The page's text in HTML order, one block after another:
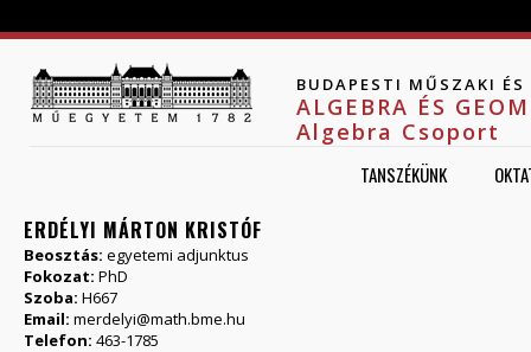
BUDAPESTI MŰSZAKI
ALGEBRA ÉS
Algebra Csoport
TANSZÉKÜNK
ERDÉLYI MÁRTON KRISTÓF
Beosztás: egyetemi adjunktus
Fokozat: PhD
Szoba: H667
Email: merdelyi@math.bme.hu
Telefon: 463-1785